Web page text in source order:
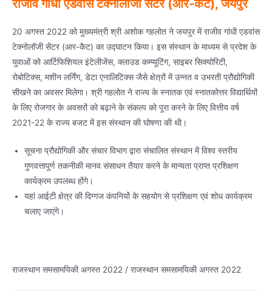
राजीव गांधी एडवांस टेक्नोलॉजी सेंटर (आर-कैट), जयपुर
20 अगस्त 2022 को मुख्यमंत्री श्री अशोक गहलोत ने जयपुर में राजीव गांधी एडवांस
टेक्नोलॉजी सेंटर (आर-कैट) का उद्घाटन किया। इस संस्थान के माध्यम से प्रदेश के
युवाओं को आर्टिफिशियल इंटेलीजेंस, क्लाउड कम्प्यूटिंग, साइबर सिक्योरिटी,
रोबोटिक्स, मशीन लर्निंग, डेटा एनालिटिक्स जैसे क्षेत्रों में उन्नत व उभरती प्रौद्योगिकी
सीखने का अवसर मिलेगा। श्री गहलोत ने राज्य के स्नातक एवं स्नातकोत्तर विद्यार्थियों
के लिए रोजगार के अवसरों को बढ़ाने के संकल्प को पूरा करने के लिए वित्तीय वर्ष
2021-22 के राज्य बजट में इस संस्थान की घोषणा की थी।
सूचना प्रौद्योगिकी और संचार विभाग द्वारा संचालित संस्थान में विश्व स्तरीय
गुणवत्तापूर्ण तकनीकी मानव संसाधन तैयार करने के मान्यता प्राप्त प्रशिक्षण
कार्यक्रम उपलब्ध होंगे।
यहां आईटी क्षेत्र की दिग्गज कंपनियों के सहयोग से प्रशिक्षण एवं शोध कार्यक्रम
चलाए जाएंगे।
राजस्थान समसामयिकी अगस्त 2022 / राजस्थान समसामयिकी अगस्त 2022